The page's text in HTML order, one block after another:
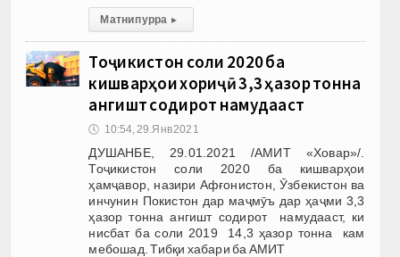
Матни пурра ▸
Тоҷикистон соли 2020 ба
кишварҳои хориҷӣ 3,3 ҳазор тонна
ангишт содирот намудааст
🕔 10:54, 29.Янв 2021
ДУШАНБЕ, 29.01.2021 /АМИТ «Ховар»/.
Тоҷикистон соли 2020 ба кишварҳои
ҳамҷавор, назири Афғонистон, Ӯзбекистон ва
инчунин Покистон дар маҷмӯъ дар ҳаҷми 3,3
ҳазор тонна ангишт содирот намудааст, ки
нисбат ба соли 2019 14,3 ҳазор тонна кам
мебошад. Тибқи хабари ба АМИТ